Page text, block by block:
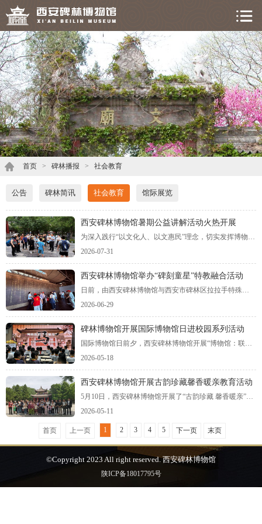
首页 > 碑林播报 > 社会教育
公告 碑林简讯 社会教育 馆际展览
西安碑林博物馆暑期公益讲解活动火热开展
为深入践行“以文化人、以文惠民”理念，切实发挥博物馆的社会教育功能，我馆于7月30日至8月31日，在每周一至周五推出暑期公益讲解服务。活动每日上、下午各安排两场讲解，一经推出便场场爆满，受到广大观众的热烈欢迎。
2026-07-31
西安碑林博物馆举办“碑刻童星”特教融合活动
日前，由西安碑林博物馆与西安市碑林区拉拉手特殊教育中心携手举办“碑刻童星——触摸碑刻文化·感受传统之美”系列活动，从今年4月到6月开展三场精心策划的文化体验活动，为近百名特殊儿童推开认知传统文化的大门。
2026-06-29
碑林博物馆开展国际博物馆日进校园系列活动
国际博物馆日前夕，西安碑林博物馆开展“博物馆：联结世界的桥梁”主题进校园系列活动。走进东厅门小学和文艺路小学，覆盖师生逾千人。
2026-05-18
西安碑林博物馆开展古韵珍藏馨香暖亲教育活动
5月10日，西安碑林博物馆开展了“古韵珍藏 馨香暖亲”主题教育活动，来自观众的16组家庭参与了活动，在传统文化氛围中感恩母爱、传承孝亲美德。
2026-05-11
首页 上一页 1 2 3 4 5 下一页 末页
©Copyright 2023 All right reserved. 西安碑林博物馆
陕ICP备18017795号